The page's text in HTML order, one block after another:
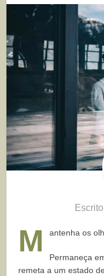
M antenha os
Permaneça
remeta a um estado